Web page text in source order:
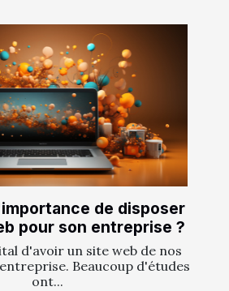
de disposer
pour son entreprise ?
d'avoir un site web de nos
Beaucoup d'études
ont...